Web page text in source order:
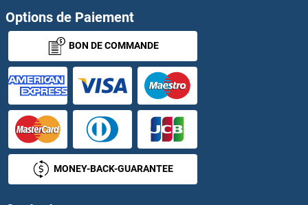
Options de Paiement
BON DE COMMANDE
MONEY-BACK-GUARANTEE